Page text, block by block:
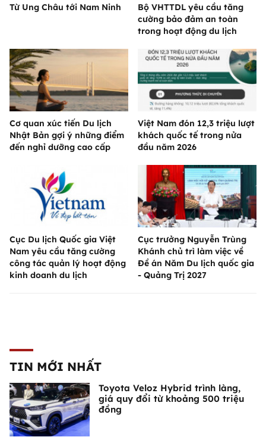
Từ Ung Châu tới Nam Ninh
Bộ VHTTDL yêu cầu tăng
cường bảo đảm an toàn
trong hoạt động du lịch
Cơ quan xúc tiến Du lịch
Nhật Bản gợi ý những điểm
đến nghỉ dưỡng cao cấp
Việt Nam đón 12,3 triệu lượt
khách quốc tế trong nửa
đầu năm 2026
Cục Du lịch Quốc gia Việt
Nam yêu cầu tăng cường
công tác quản lý hoạt động
kinh doanh du lịch
Cục trưởng Nguyễn Trùng
Khánh chủ trì làm việc về
Đề án Năm Du lịch quốc gia
- Quảng Trị 2027
TIN MỚI NHẤT
Toyota Veloz Hybrid trình làng,
giá quy đổi từ khoảng 500 triệu
đồng